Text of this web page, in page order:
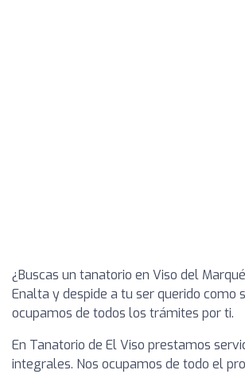
¿Buscas un tanatorio en Viso del
Enalta y despide a tu ser querido como
ocupamos de todos los trámites por ti.
En Tanatorio de El Viso prestamos
integrales. Nos ocupamos de todo el